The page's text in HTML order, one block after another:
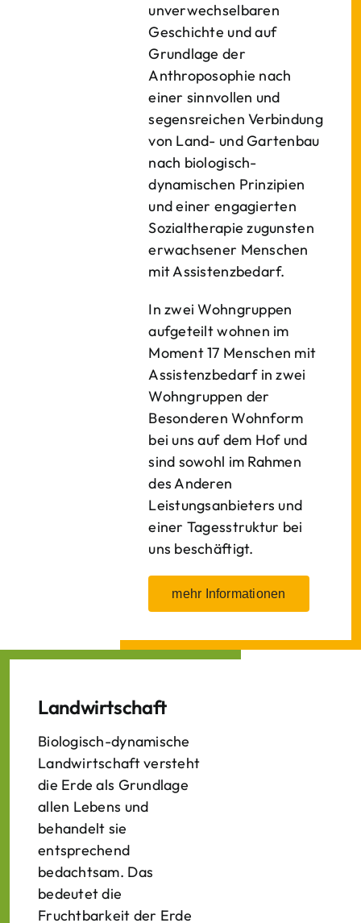
unverwechselbaren
Geschichte und auf
Grundlage der
Anthroposophie nach
einer sinnvollen und
segensreichen Verbindung
von Land- und Gartenbau
nach biologisch-
dynamischen Prinzipien
und einer engagierten
Sozialtherapie zugunsten
erwachsener Menschen
mit Assistenzbedarf.
In zwei Wohngruppen
aufgeteilt wohnen im
Moment 17 Menschen mit
Assistenzbedarf in zwei
Wohngruppen der
Besonderen Wohnform
bei uns auf dem Hof und
sind sowohl im Rahmen
des Anderen
Leistungsanbieters und
einer Tagesstruktur bei
uns beschäftigt.
mehr Informationen
Landwirtschaft
Biologisch-dynamische
Landwirtschaft versteht
die Erde als Grundlage
allen Lebens und
behandelt sie
entsprechend
bedachtsam. Das
bedeutet die
Fruchtbarkeit der Erde